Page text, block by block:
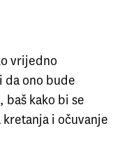
vrijedno
ono bude
kako bi se
i očuvanje